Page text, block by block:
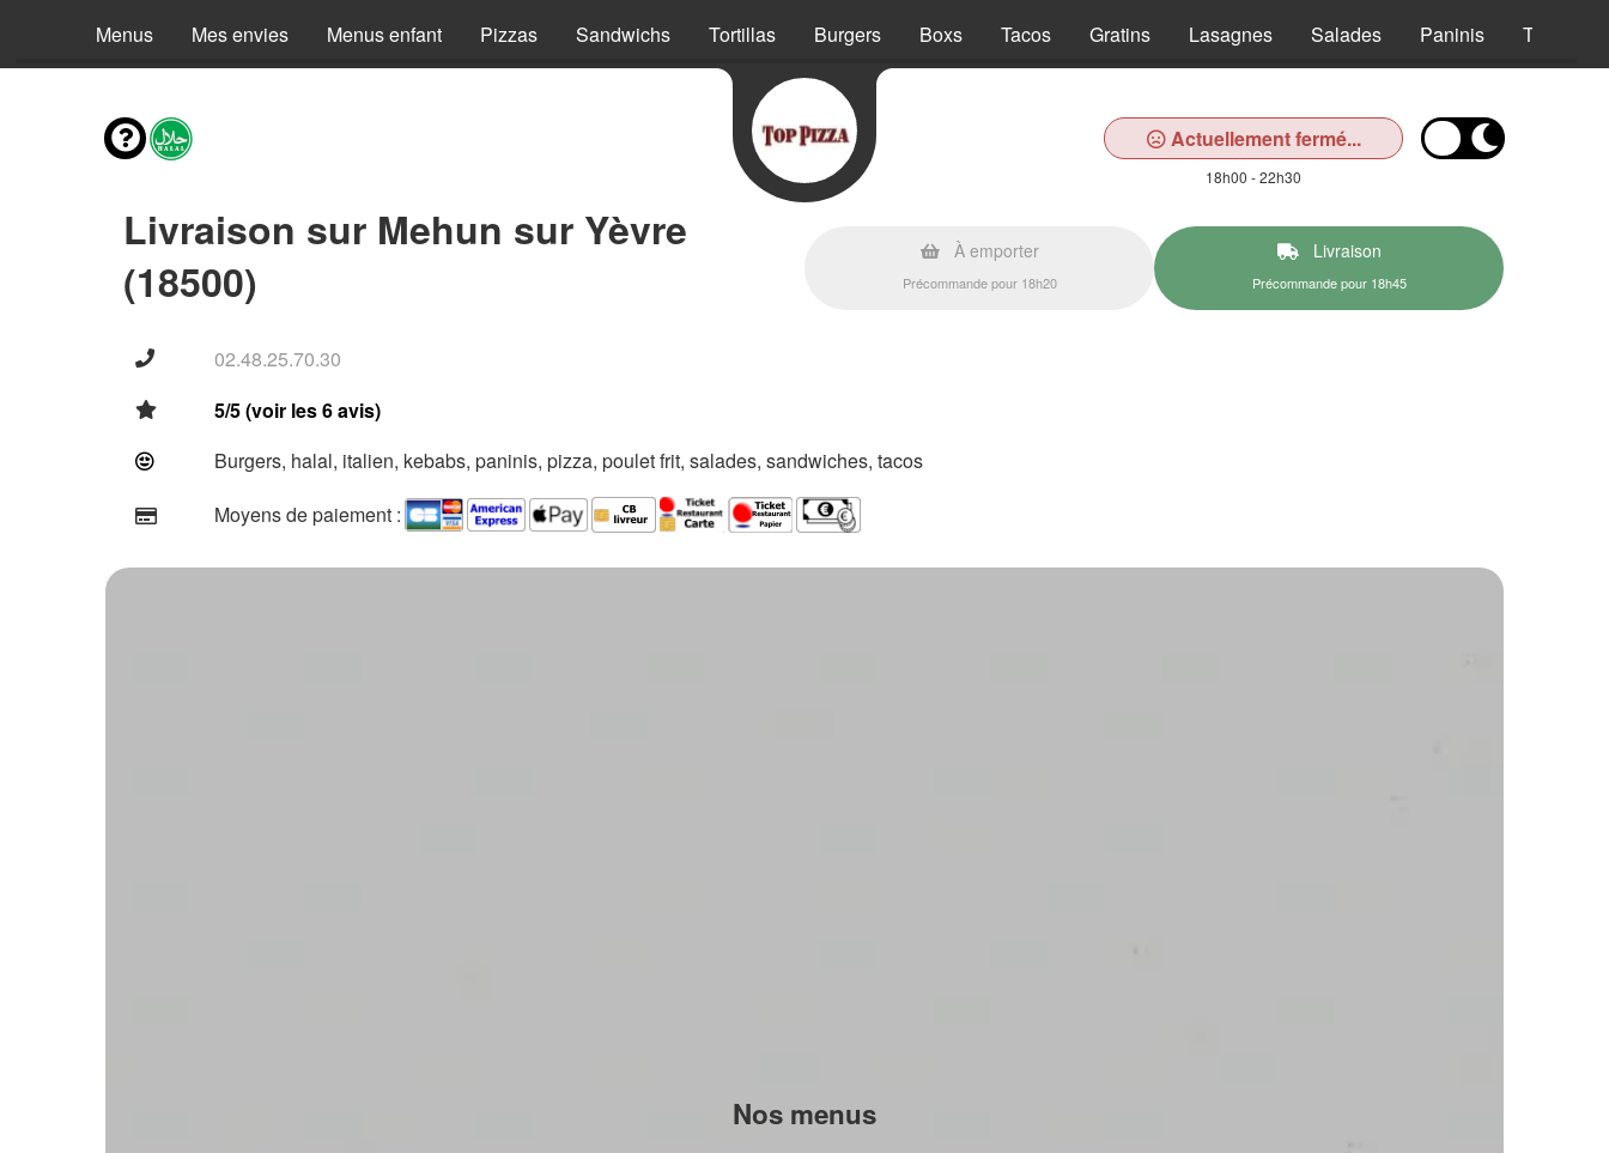
Menus Mes envies Menus enfant Pizzas Sandwichs Tortillas Burgers Boxs Tacos Gratins Lasagnes Salades Paninis Tex Mex
Actuellement fermé...
18h00 - 22h30
Livraison sur Mehun sur Yèvre
(18500)
À emporter
Précommande pour 18h20
Livraison
Précommande pour 18h45
02.48.25.70.30
5/5 (voir les 6 avis)
Burgers, halal, italien, kebabs, paninis, pizza, poulet frit, salades, sandwiches, tacos
Moyens de paiement :
Nos menus